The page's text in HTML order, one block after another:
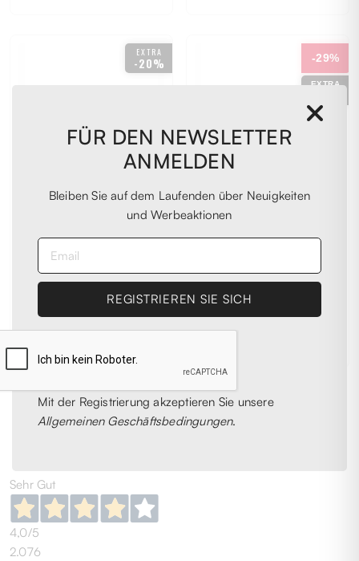
FÜR DEN NEWSLETTER
ANMELDEN
Bleiben Sie auf dem Laufenden über Neuigkeiten
und Werbeaktionen
Mit der Registrierung akzeptieren Sie unsere
Allgemeinen Geschäftsbedingungen.
EXTRA
-20%
CALVIN KLEIN
Gürtel schwarz
€ 95,00
EXTRA
-29%
100
Dark Blue Suede
Gürtel
€ 176,00
1 2 3 4 5 6
Sehr Gut
4,0/5
2.076